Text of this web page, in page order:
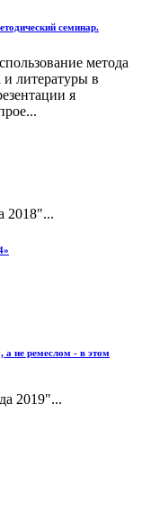
семинар.
метода
и литературы в
я
2018"...
а не ремеслом - в этом
2019"...